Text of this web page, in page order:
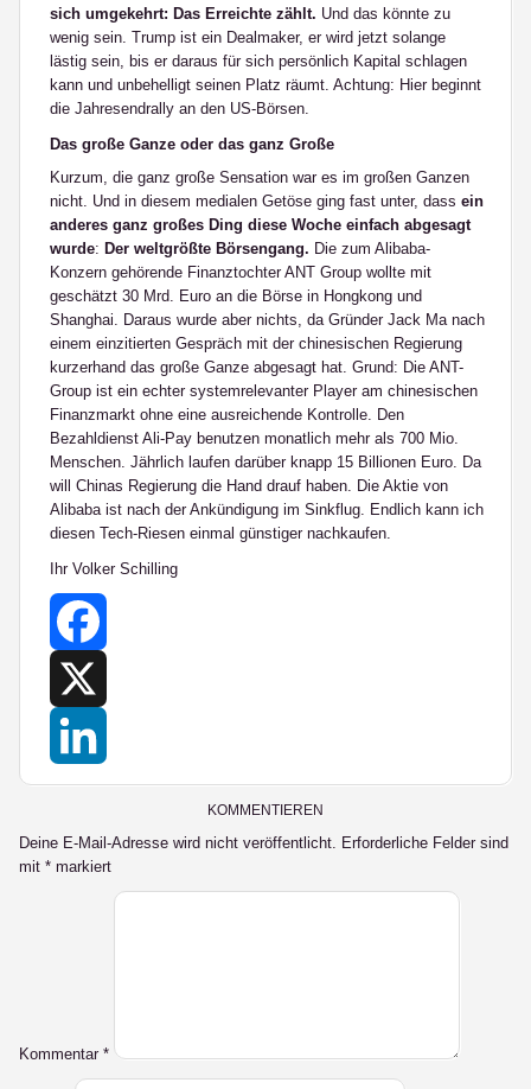
sich umgekehrt: Das Erreichte zählt. Und das könnte zu
wenig sein. Trump ist ein Dealmaker, er wird jetzt solange
lästig sein, bis er daraus für sich persönlich Kapital schlagen
kann und unbehelligt seinen Platz räumt. Achtung: Hier beginnt
die Jahresendrally an den US-Börsen.
Das große Ganze oder das ganz Große
Kurzum, die ganz große Sensation war es im großen Ganzen
nicht. Und in diesem medialen Getöse ging fast unter, dass ein
anderes ganz großes Ding diese Woche einfach abgesagt
wurde: Der weltgrößte Börsengang. Die zum Alibaba-
Konzern gehörende Finanztochter ANT Group wollte mit
geschätzt 30 Mrd. Euro an die Börse in Hongkong und
Shanghai. Daraus wurde aber nichts, da Gründer Jack Ma nach
einem einzitierten Gespräch mit der chinesischen Regierung
kurzerhand das große Ganze abgesagt hat. Grund: Die ANT-
Group ist ein echter systemrelevanter Player am chinesischen
Finanzmarkt ohne eine ausreichende Kontrolle. Den
Bezahldienst Ali-Pay benutzen monatlich mehr als 700 Mio.
Menschen. Jährlich laufen darüber knapp 15 Billionen Euro. Da
will Chinas Regierung die Hand drauf haben. Die Aktie von
Alibaba ist nach der Ankündigung im Sinkflug. Endlich kann ich
diesen Tech-Riesen einmal günstiger nachkaufen.
Ihr Volker Schilling
Facebook
KOMMENTIEREN
Deine E-Mail-Adresse wird nicht veröffentlicht. Erforderliche Felder sind
mit * markiert
Kommentar *